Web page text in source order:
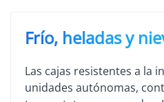
Frío, heladas y
Las cajas resistentes a la
unidades autónomas,